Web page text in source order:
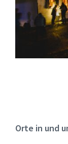
Orte in und